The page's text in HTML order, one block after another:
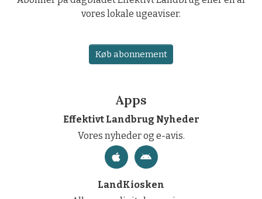
vores lokale ugeaviser.
Køb abonnement
Apps
Effektivt Landbrug Nyheder
Vores nyheder og e-avis.
LandKiosken